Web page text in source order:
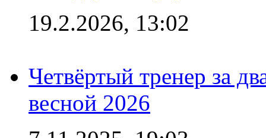
19.2.2026, 13:02
Четвёртый тренер за
весной 2026